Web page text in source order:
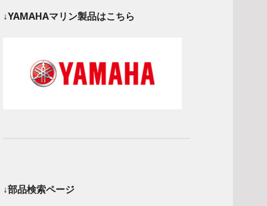
↓YAMAHAマリン製品はこちら
↓部品検索ページ